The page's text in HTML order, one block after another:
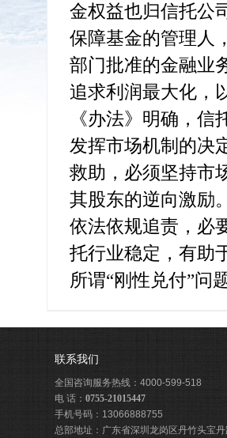
金权益也归信托公
保障基金的管理人
部门批准的金融业
追求利润最大化，
《办法》明确，
发挥市场机制的决
救助，必须坚持市
其股东的逆向激励
依法依规追责，必
托行业稳定，有助
所谓“刚性兑付”问
联系我们
全国咨询服务热线：4000-599-518
电 话： 0755-21015447
手机号码：13066888755
总部地址：广东省深圳龙岗区丹竹头宝